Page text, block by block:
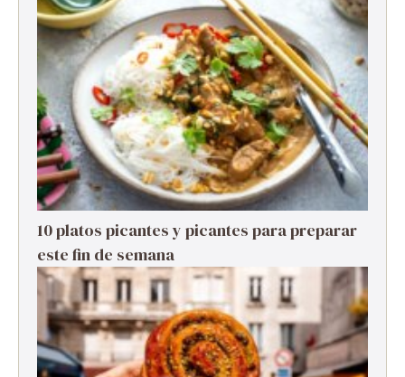
10 platos picantes y picantes para preparar
este fin de semana